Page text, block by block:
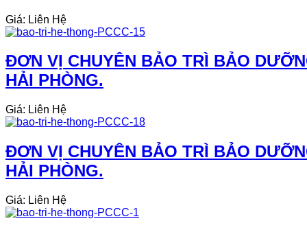
Giá: Liên Hệ
ĐƠN VỊ CHUYÊN BẢO TRÌ BẢO
HẢI PHÒNG.
Giá: Liên Hệ
ĐƠN VỊ CHUYÊN BẢO TRÌ BẢO
HẢI PHÒNG.
Giá: Liên Hệ